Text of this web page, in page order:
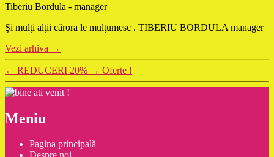
Tiberiu Bordula - manager
Şi mulţi alţii cărora le mulţumesc . TIBERIU BORDULA manager
Vezi arhiva →
← REDUCERI 20% → Oferte !
Meniu
Pagina principală